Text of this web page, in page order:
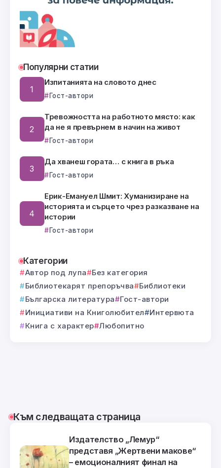
Популярни статии
Изпитанията на словото днес
Гост-автори
Тревожността на работното място: как
да не я превърнем в начин на живот
Гост-автори
Да хванеш гората… с книга в ръка
Гост-автори
Ерик-Емануел Шмит: Хуманизиране на
историята и сърцето чрез разказване на
истории
Гост-автори
Категории
Автор под лупа
Без категория
Библиотекарят препоръчва
Библиотеки
Българска литература
Гост-автори
Инициативи на Книголюбител
Интервюта
Книга с характер Любопитно
Към следващата страница
Издателство „Лемур“
представя „Жертвени макове“
– емоционалният финал на